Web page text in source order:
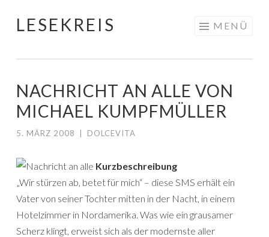
Springe
LESEKREIS MENÜ
NACHRICHT AN ALLE VON
MICHAEL KUMPFMÜLLER
5. MÄRZ 2008 DOLCEVITA
Kurzbeschreibung
„Wir stürzen ab, betet für mich“ – diese SMS erhält ein
Vater von seiner Tochter mitten in der Nacht, in einem
Hotelzimmer in Nordamerika. Was wie ein grausamer
Scherz klingt, erweist sich als der modernste aller